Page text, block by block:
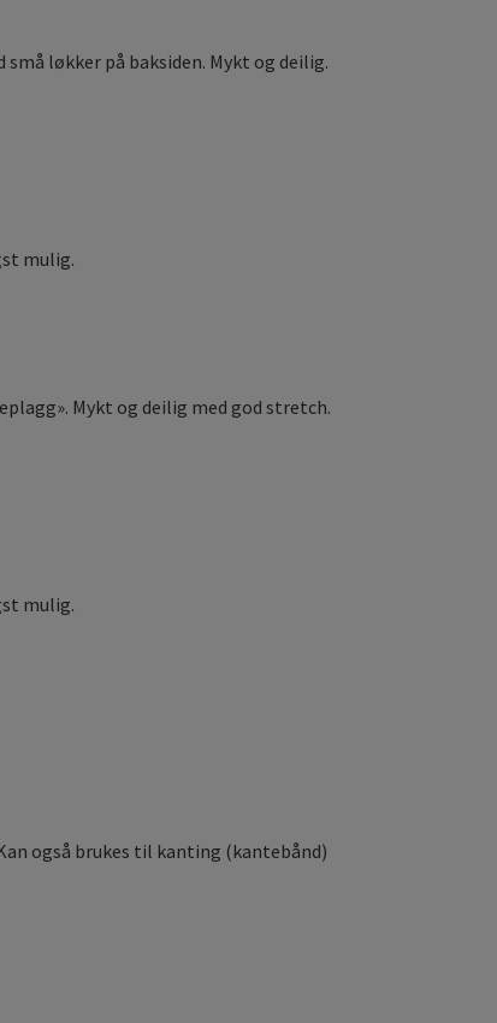
løkker på baksiden. Mykt og deilig.
mulig.
Mykt og deilig med god stretch.
mulig.
også brukes til kanting (kantebånd)